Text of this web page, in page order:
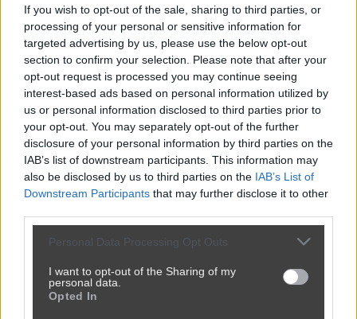
If you wish to opt-out of the sale, sharing to third parties, or
processing of your personal or sensitive information for
targeted advertising by us, please use the below opt-out
section to confirm your selection. Please note that after your
opt-out request is processed you may continue seeing
interest-based ads based on personal information utilized by
us or personal information disclosed to third parties prior to
your opt-out. You may separately opt-out of the further
disclosure of your personal information by third parties on the
IAB’s list of downstream participants. This information may
also be disclosed by us to third parties on the IAB’s List of
Downstream Participants that may further disclose it to other
Personal Data Processing Opt Outs
I want to opt-out of the Sharing of my
personal data.
Opted In
Sztuka negocjacji